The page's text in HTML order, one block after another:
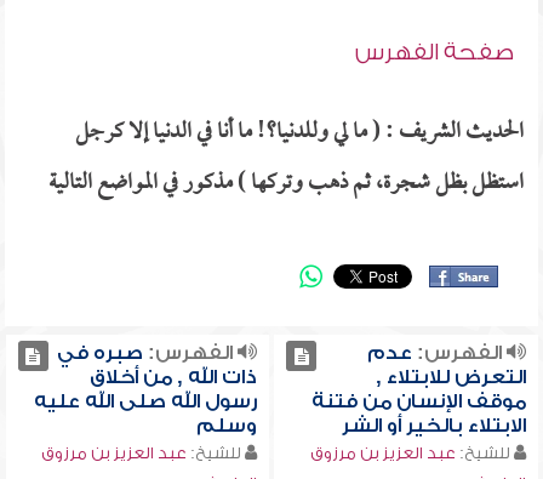
صفحة الفهرس
الحديث الشريف : ( ما لي وللدنيا؟! ما أنا في الدنيا إلا كرجل
استظل بظل شجرة، ثم ذهب وتركها ) مذكور في المواضع التالية
الفهرس: عدم
التعرض للابتلاء ,
موقف الإنسان من فتنة
الابتلاء بالخير أو الشر
للشيخ: عبد العزيز بن مرزوق
الفهرس: صبره في
ذات الله , من أخلاق
رسول الله صلى الله عليه
وسلم
للشيخ: عبد العزيز بن مرزوق